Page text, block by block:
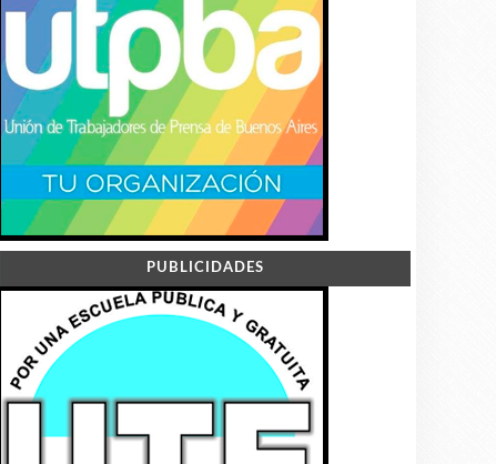
PUBLICIDADES